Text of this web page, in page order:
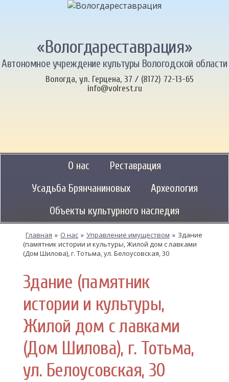
«Вологдареставрация»
Автономное учреждение культуры Вологодской области
Вологда, ул. Герцена, 37 / (8172) 72-13-65
info@volrest.ru
О нас
Реставрация
Усадьба Брянчаниновых
Археология
Объекты культурного наследия
Главная » О нас » Управление имуществом » Здание
(памятник истории и культуры, Жилой дом с лавками
(Дом Шилова), г. Тотьма, ул. Белоусовская, 30
Здание (памятник
истории и культуры,
Жилой дом с лавками
(Дом Шилова), г. Тотьма,
ул. Белоусовская, 30